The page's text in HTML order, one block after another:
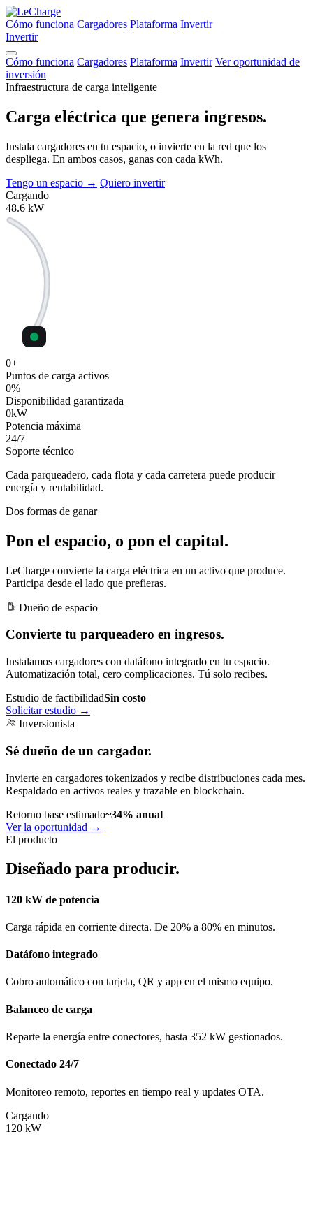
Cómo funciona Cargadores Plataforma Invertir
Invertir
Cómo funciona Cargadores Plataforma Invertir Ver oportunidad de
inversión
Infraestructura de carga inteligente
Carga eléctrica que genera ingresos.
Instala cargadores en tu espacio, o invierte en la red que los
despliega. En ambos casos, ganas con cada kWh.
Tengo un espacio → Quiero invertir
Cargando
48.6 kW
0+
Puntos de carga activos
0%
Disponibilidad garantizada
0kW
Potencia máxima
24/7
Soporte técnico
Cada parqueadero, cada flota y cada carretera puede producir
energía y rentabilidad.
Dos formas de ganar
Pon el espacio, o pon el capital.
LeCharge convierte la carga eléctrica en un activo que produce.
Participa desde el lado que prefieras.
Dueño de espacio
Convierte tu parqueadero en ingresos.
Instalamos cargadores con datáfono integrado en tu espacio.
Automatización total, cero complicaciones. Tú solo recibes.
Estudio de factibilidadSin costo
Solicitar estudio →
Inversionista
Sé dueño de un cargador.
Invierte en cargadores tokenizados y recibe distribuciones cada mes.
Respaldado en activos reales y trazable en blockchain.
Retorno base estimado~34% anual
Ver la oportunidad →
El producto
Diseñado para producir.
120 kW de potencia
Carga rápida en corriente directa. De 20% a 80% en minutos.
Datáfono integrado
Cobro automático con tarjeta, QR y app en el mismo equipo.
Balanceo de carga
Reparte la energía entre conectores, hasta 352 kW gestionados.
Conectado 24/7
Monitoreo remoto, reportes en tiempo real y updates OTA.
Cargando
120 kW